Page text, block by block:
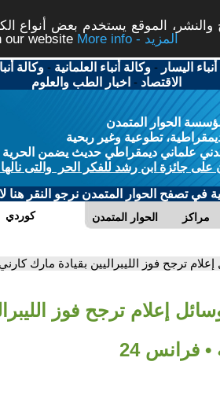
الموقع يستخدم بعض أنواع
our website
More info - المزيد
اليسار -وكالة أنباء العلمانية -وكالة
الاقتصاد - اخبار الطب والعلوم
الحوار المتمدن
تطوعية وغير ربحية
علماني ديمقراطي حديث يضمن الحرية
على جائزة ابن رشد للفكر الحر والتى
في تصفح الحوار المتمدن نرجو النقر هنا
الحوار المتمدن مراكز كوردي
ترجح فوز الليبراليين بقيادة مارك كارني
إعلام ترجح فوز
• فرانس 24